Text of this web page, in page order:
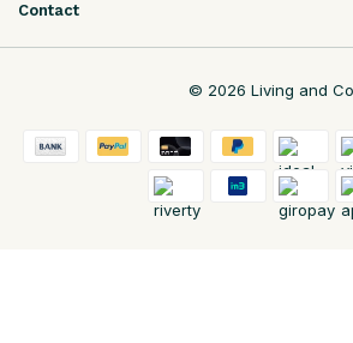
Contact
© 2026 Living and